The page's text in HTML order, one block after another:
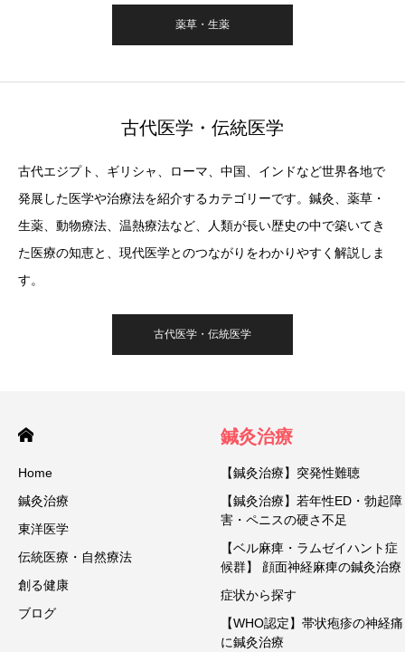
薬草・生薬
古代医学・伝統医学
古代エジプト、ギリシャ、ローマ、中国、インドなど世界各地で
発展した医学や治療法を紹介するカテゴリーです。鍼灸、薬草・
生薬、動物療法、温熱療法など、人類が長い歴史の中で築いてき
た医療の知恵と、現代医学とのつながりをわかりやすく解説しま
す。
古代医学・伝統医学
Home
鍼灸治療
東洋医学
伝統医療・自然療法
創る健康
ブログ
鍼灸治療
【鍼灸治療】突発性難聴
【鍼灸治療】若年性ED・勃起障
害・ペニスの硬さ不足
【ベル麻痺・ラムゼイハント症
候群】 顔面神経麻痺の鍼灸治療
症状から探す
【WHO認定】帯状疱疹の神経痛
に鍼灸治療